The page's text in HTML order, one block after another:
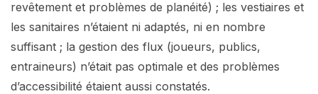
revêtement et problèmes de planéité) ; les vestiaires et
les sanitaires n’étaient ni adaptés, ni en nombre
suffisant ; la gestion des flux (joueurs, publics,
entraineurs) n’était pas optimale et des problèmes
d’accessibilité étaient aussi constatés.